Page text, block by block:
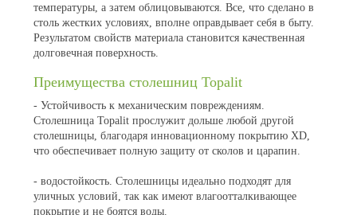
температуры, а затем облицовываются. Все, что сделано в
столь жестких условиях, вполне оправдывает себя в быту.
Результатом свойств материала становится качественная
долговечная поверхность.
Преимущества столешниц Topalit
- Устойчивость к механическим повреждениям.
Столешница Topalit прослужит дольше любой другой
столешницы, благодаря инновационному покрытию XD,
что обеспечивает полную защиту от сколов и царапин.
- водостойкость. Столешницы идеально подходят для
уличных условий, так как имеют влагоотталкивающее
покрытие и не боятся воды.